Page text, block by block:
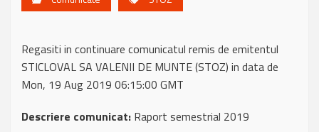
Regasiti in continuare comunicatul remis de emitentul
STICLOVAL SA VALENII DE MUNTE (STOZ) in data de
Mon, 19 Aug 2019 06:15:00 GMT
Descriere comunicat: Raport semestrial 2019